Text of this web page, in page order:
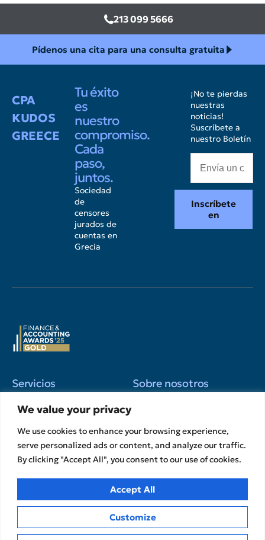
We value your privacy
We use cookies to enhance your browsing experience,
serve personalized ads or content, and analyze our traffic.
By clicking "Accept All", you consent to our use of cookies.
Customize
Accept All
213 099 5666
Pídenos una cita para una consulta gratuita
CPA
KUDOS
GREECE
Tu éxito
es
nuestro
compromiso.
Cada
paso,
juntos.
Sociedad
de
censores
jurados de
cuentas en
Grecia
¡No te pierdas
nuestras
noticias!
Suscríbete a
nuestro Boletín
Inscríbete
en
Servicios
Servicios de Auditoría y
Control Garantía
Financiero Servicios de
asesoramiento
Servicios de Desarrollo e
Sobre nosotros
Oportunidades
profesionales
Asociaciones estratégicas
Afiliaciones
Informes de Transparencia
Ponte en contacto con